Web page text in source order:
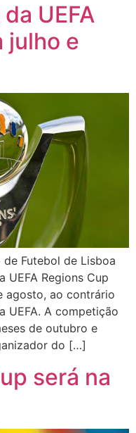
UEFA
julho e
Futebol de Lisboa
UEFA Regions Cup
agosto, ao contrário
UEFA. A competição
de outubro e
do […]
será na